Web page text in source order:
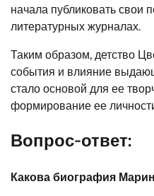
начала публиковать свои
литературных журналах.
Таким образом, детство
события и влияние
стало основой для ее
формирование ее
Вопрос-ответ:
Какова биография